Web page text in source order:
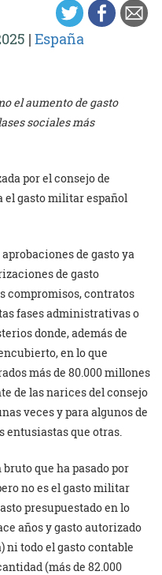
| España
el aumento de gasto
sociales más
por el consejo de
el gasto militar español
de gasto ya
de gasto
compromisos, contratos
fases administrativas o
donde, además de
en lo que
más de 80.000 millones
de las narices del consejo
veces y para algunos de
entusiastas que otras.
que ha pasado por
no es el gasto militar
presupuestado en lo
años y gasto autorizado
ni todo el gasto contable
(más de 82.000